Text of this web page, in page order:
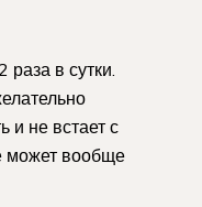
в сутки.
и не встает с
может вообще